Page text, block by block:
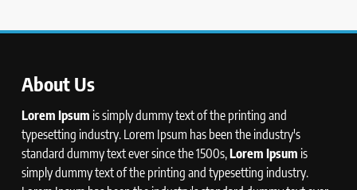
About Us
Lorem Ipsum is simply dummy text of the printing and
typesetting industry. Lorem Ipsum has been the industry's
standard dummy text ever since the 1500s,Lorem Ipsum is
simply dummy text of the printing and typesetting industry.